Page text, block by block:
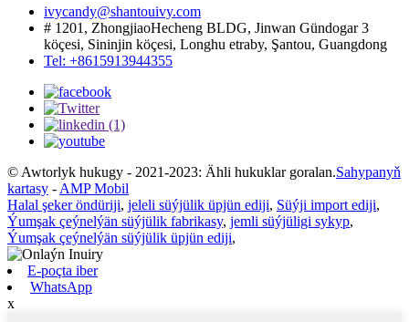
ivycandy@shantouivy.com
# 1201, ZhongjiaoHecheng BLDG, Jinwan Gündogar 3
köçesi, Sininjin köçesi, Longhu etraby, Şantou, Guangdong
Tel: +8615913944355
© Awtorlyk hukugy - 2021-2023: Ähli hukuklar goralan.Sahypanyň
kartasy - AMP Mobil
Halal şeker öndüriji, jeleli süýjülik üpjün ediji, Süýji import ediji,
Ýumşak çeýnelýän süýjülik fabrikasy, jemli süýjüligi sykyp,
Ýumşak çeýnelýän süýjülik üpjün ediji,
E-poçta iber
WhatsApp
x